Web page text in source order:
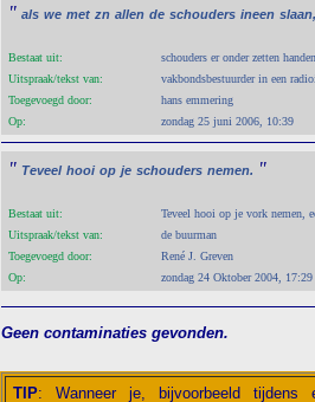
" als we met zn allen de schouders ineen slaan,
Bestaat uit:
schouders er onder zetten
Uitspraak/tekst van:
vakbondsbestuurder in een
Toegevoegd door:
hans emmering
Op:
zondag 25 juni 2006, 10:39
" Teveel hooi op je schouders nemen. "
Bestaat uit:
Teveel hooi op je vork nemen,
Uitspraak/tekst van:
de buurman
Toegevoegd door:
René J. Greven
Op:
zondag 24 Oktober 2004, 17:29
Geen contaminaties gevonden.
TIP: Wanneer je, bijvoorbeeld tijdens